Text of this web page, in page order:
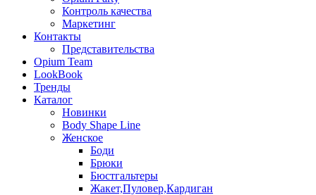
Контроль качества
Маркетинг
Контакты
Представительства
Opium Team
LookBook
Тренды
Каталог
Новинки
Body Shape Line
Женское
Боди
Брюки
Бюстгальтеры
Жакет,Пуловер,Кардиган